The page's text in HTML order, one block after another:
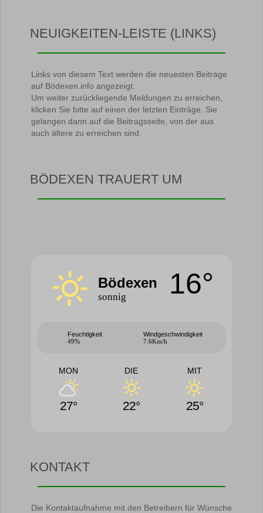
NEUIGKEITEN-LEISTE (LINKS)
Links von diesem Text werden die neuesten Beiträge
auf Bödexen.info angezeigt.
Um weiter zurückliegende Meldungen zu erreichen,
klicken Sie bitte auf einen der letzten Einträge. Sie
gelangen dann auf die Beitragsseite, von der aus
auch ältere zu erreichen sind.
BÖDEXEN TRAUERT UM
Bödexen
sonnig 16°
Feuchtigkeit
49%
Windgeschwindigkeit
7.6Km/h
MON
27°
DIE
22°
MIT
25°
KONTAKT
Die Kontaktaufnahme mit den Betreibern für Wünsche